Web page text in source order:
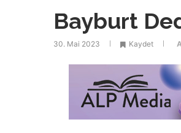
Bayburt
30. Mai 2023 Kaydet